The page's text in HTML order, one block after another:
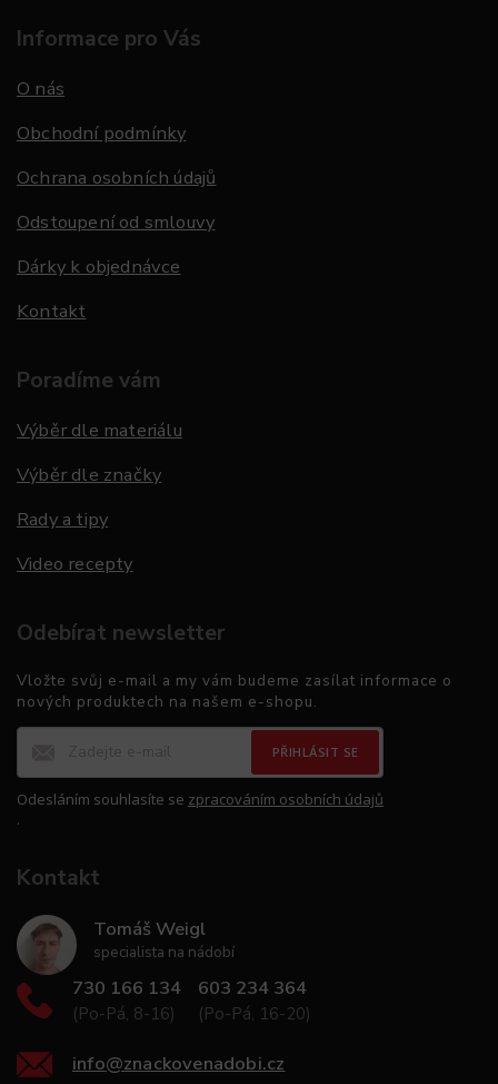
Informace pro Vás
O nás
Obchodní podmínky
Ochrana osobních údajů
Odstoupení od smlouvy
Dárky k objednávce
Kontakt
Poradíme vám
Výběr dle materiálu
Výběr dle značky
Rady a tipy
Video recepty
Odebírat newsletter
Vložte svůj e-mail a my vám budeme zasílat informace o
nových produktech na našem e-shopu.
PŘIHLÁSIT SE
Odesláním souhlasíte se zpracováním osobních údajů
.
Kontakt
Tomáš Weigl
specialista na nádobí
730 166 134
(Po-Pá, 8-16)
603 234 364
(Po-Pá, 16-20)
info@znackovenadobi.cz